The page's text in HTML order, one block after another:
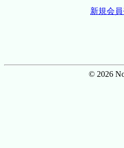
新規会
© 2026